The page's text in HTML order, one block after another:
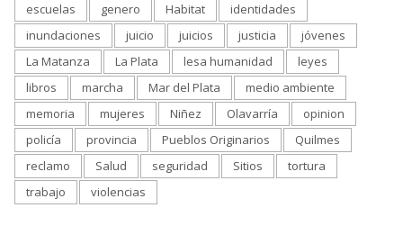
escuelas
genero Habitat
identidades
inundaciones
juicio juicios justicia
jóvenes
La Matanza
La Plata lesa humanidad
leyes
libros
marcha Mar del Plata
medio ambiente
memoria
mujeres Niñez Olavarría
opinion
policía
provincia Pueblos Originarios
Quilmes
reclamo
Salud seguridad Sitios
tortura
trabajo
violencias